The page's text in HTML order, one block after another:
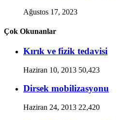
Ağustos 17, 2023
Çok Okunanlar
Kırık ve fizik tedavisi
Haziran 10, 2013 50,423
Dirsek mobilizasyonu
Haziran 24, 2013 22,420